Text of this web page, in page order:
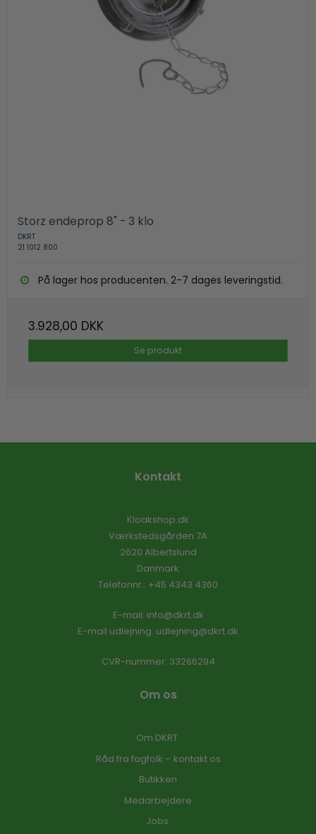
Storz endeprop 8" - 3 klo
DKRT
21 1012 800
På lager hos producenten. 2-7 dages leveringstid.
3.928,00 DKK
Se produkt
Kontakt
Kloakshop.dk
Værkstedsgården 7A
2620 Albertslund
Danmark
Telefonnr.: +45 4343 4360
E-mail: info@dkrt.dk
E-mail udlejning: udlejning@dkrt.dk
CVR-nummer: 33266294
Om os
Om DKRT
Råd fra fagfolk – kontakt os
Butikken
Medarbejdere
Jobs